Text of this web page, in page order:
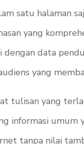
satu halaman
yang
dengan data
yang
tulisan yang
informasi umum
tanpa nilai